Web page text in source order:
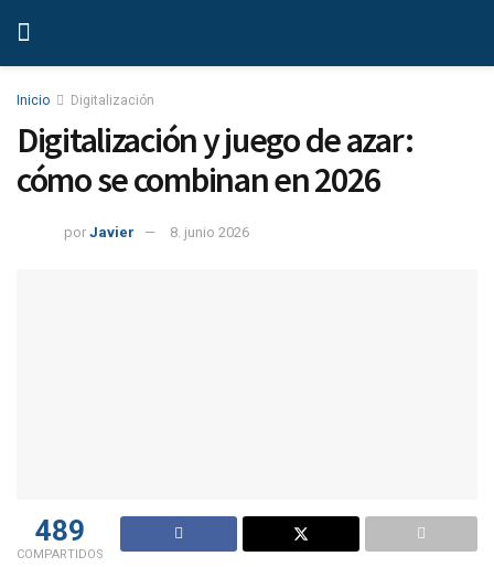
Inicio Digitalización
Digitalización y juego de azar:
cómo se combinan en 2026
por Javier 8. junio 2026
489
COMPARTIDOS